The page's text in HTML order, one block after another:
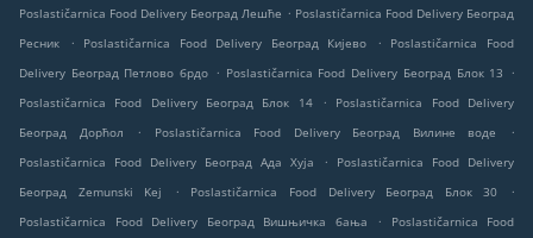
Poslastičarnica Food Delivery Београд Лешће . Poslastičarnica Food Delivery Београд
Ресник
. Poslastičarnica Food Delivery Београд Кијево .
Poslastičarnica Food
Delivery Београд Петлово брдо . Poslastičarnica Food Delivery Београд Блок 13
.
Poslastičarnica Food Delivery Београд Блок 14
.
Poslastičarnica Food Delivery
Београд Дорћол
. Poslastičarnica Food Delivery Београд Вилине воде
.
Poslastičarnica Food Delivery Београд Ада Хуја
.
Poslastičarnica Food Delivery
Београд Zemunski Kej
. Poslastičarnica Food Delivery Београд Блок 30
.
Poslastičarnica Food Delivery Београд Вишњичка бања
.
Poslastičarnica Food